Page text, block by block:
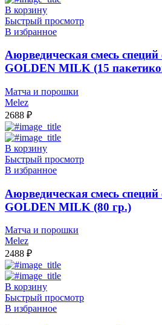
В корзину
Быстрый просмотр
В избранное
Аюрведическая смесь
GOLDEN MILK (15
Матча и порошки
Melez
2688 ₽
В корзину
Быстрый просмотр
В избранное
Аюрведическая смесь
GOLDEN MILK (80 гр.)
Матча и порошки
Melez
2488 ₽
В корзину
Быстрый просмотр
В избранное